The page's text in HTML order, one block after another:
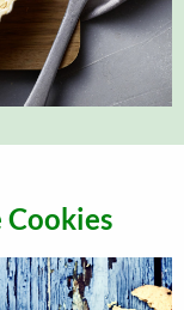
Cookies